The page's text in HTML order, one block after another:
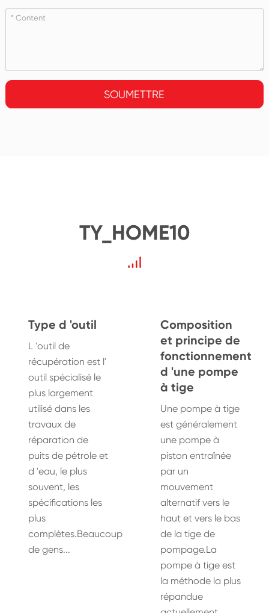
SOUMETTRE
TY_HOME10
Type d 'outil
L 'outil de
récupération est l'
outil spécialisé le
plus largement
utilisé dans les
travaux de
réparation de
puits de pétrole et
d 'eau, le plus
souvent, les
spécifications les
plus
complètes.Beaucoup
de gens...
Composition
et principe de
fonctionnement
d 'une pompe
à tige
Une pompe à tige
est généralement
une pompe à
piston entraînée
par un
mouvement
alternatif vers le
haut et vers le bas
de la tige de
pompage.La
pompe à tige est
la méthode la plus
répandue